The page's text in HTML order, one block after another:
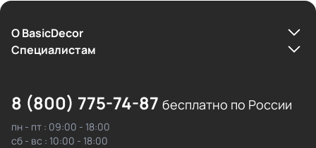
О BasicDecor
Cпециалистам
8 (800) 775-74-87 бесплатно по России
пн - пт : 09:00 - 18:00
сб - вс : 10:00 - 18:00